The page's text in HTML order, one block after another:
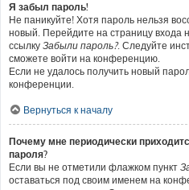
Я забыл пароль!
Не паникуйте! Хотя пароль нельзя
новый. Перейдите на страницу
ссылку Забыли пароль?. Следуйте
сможете войти на конференцию.
Если не удалось получить новый
конференции.
Вернуться к началу
Почему мне периодически
пароля?
Если вы не отметили флажком пункт
оставаться под своим именем на